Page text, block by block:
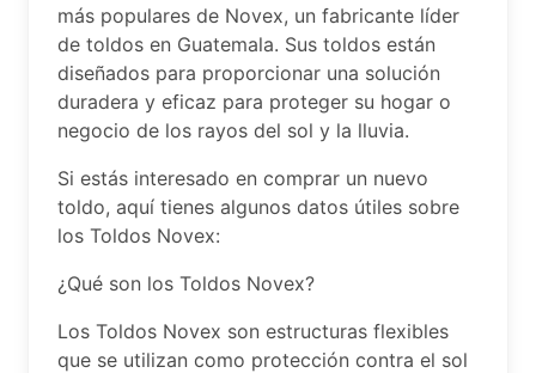
más populares de Novex, un fabricante líder
de toldos en Guatemala. Sus toldos están
diseñados para proporcionar una solución
duradera y eficaz para proteger su hogar o
negocio de los rayos del sol y la lluvia.
Si estás interesado en comprar un nuevo
toldo, aquí tienes algunos datos útiles sobre
los Toldos Novex:
¿Qué son los Toldos Novex?
Los Toldos Novex son estructuras flexibles
que se utilizan como protección contra el sol